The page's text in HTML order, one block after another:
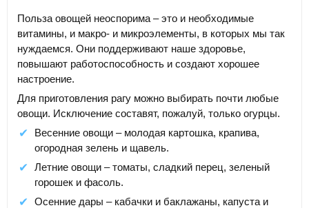
Польза овощей неоспорима – это и необходимые
витамины, и макро- и микроэлементы, в которых мы так
нуждаемся. Они поддерживают наше здоровье,
повышают работоспособность и создают хорошее
настроение.
Для приготовления рагу можно выбирать почти любые
овощи. Исключение составят, пожалуй, только огурцы.
Весенние овощи – молодая картошка, крапива,
огородная зелень и щавель.
Летние овощи – томаты, сладкий перец, зеленый
горошек и фасоль.
Осенние дары – кабачки и баклажаны, капуста и